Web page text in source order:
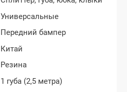
Универсальные
Передний бампер
Китай
Резина
1 губа (2,5 метра)